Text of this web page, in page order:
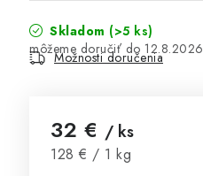
Skladom (>5 ks)
12.8.2026
Možnosti doručenia
32 € / ks
Jednotková cena:
128 € / 1 kg